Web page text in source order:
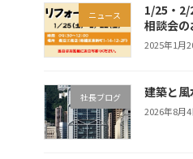
ニュース
1/25・2/
相談会
2025年1月
社長ブログ 建築と
2026年8月4